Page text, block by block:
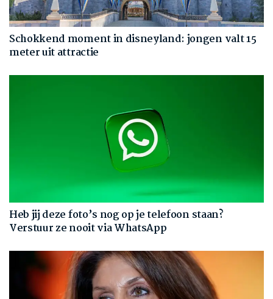
Schokkend moment in disneyland: jongen valt 15
meter uit attractie
Heb jij deze foto’s nog op je telefoon staan?
Verstuur ze nooit via WhatsApp